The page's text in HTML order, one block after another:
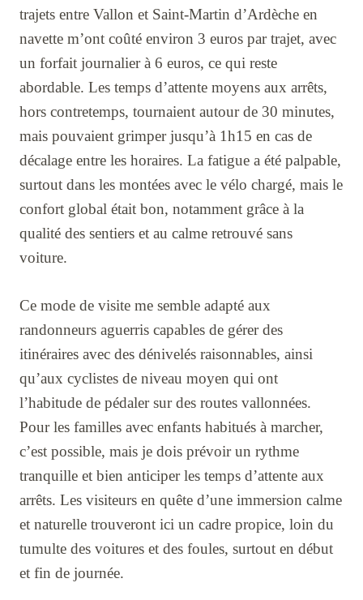
trajets entre Vallon et Saint-Martin d’Ardèche en
navette m’ont coûté environ 3 euros par trajet, avec
un forfait journalier à 6 euros, ce qui reste
abordable. Les temps d’attente moyens aux arrêts,
hors contretemps, tournaient autour de 30 minutes,
mais pouvaient grimper jusqu’à 1h15 en cas de
décalage entre les horaires. La fatigue a été palpable,
surtout dans les montées avec le vélo chargé, mais le
confort global était bon, notamment grâce à la
qualité des sentiers et au calme retrouvé sans
voiture.
Ce mode de visite me semble adapté aux
randonneurs aguerris capables de gérer des
itinéraires avec des dénivelés raisonnables, ainsi
qu’aux cyclistes de niveau moyen qui ont
l’habitude de pédaler sur des routes vallonnées.
Pour les familles avec enfants habitués à marcher,
c’est possible, mais je dois prévoir un rythme
tranquille et bien anticiper les temps d’attente aux
arrêts. Les visiteurs en quête d’une immersion calme
et naturelle trouveront ici un cadre propice, loin du
tumulte des voitures et des foules, surtout en début
et fin de journée.